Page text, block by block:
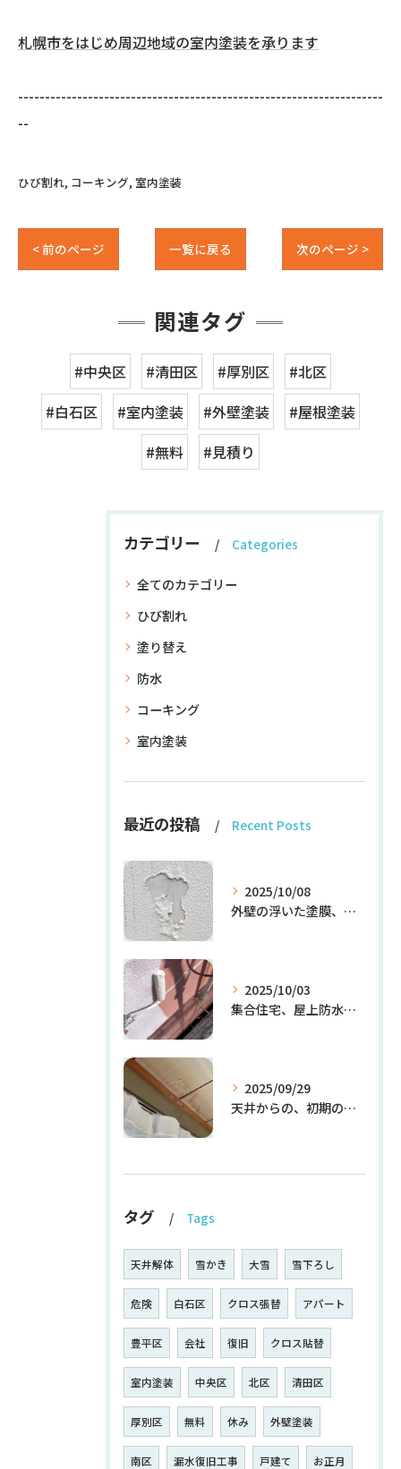
札幌市をはじめ周辺地域の室内塗装を承ります
--------------------------------------------------------------------
--
ひび割れ コーキング 室内塗装
< 前のページ 一覧に戻る 次のページ >
関連タグ
#中央区 #清田区 #厚別区
#北区
#白石区
#室内塗装 #外壁塗装
#屋根塗装
#無料
#見積り
カテゴリー Categories
全てのカテゴリー
ひび割れ
塗り替え
防水
コーキング
室内塗装
最近の投稿 Recent Posts
2025/10/08
外壁の浮いた塗膜、放置しても大丈夫？
2025/10/03
集合住宅、屋上防水塗装・外壁フィラー塗装 続き
2025/09/29
天井からの、初期の雨漏りを放置するとどうなる？
タグ Tags
天井解体 雪かき 大雪 雪下ろし
危険 白石区 クロス張替 アパート
豊平区 会社 復旧 クロス貼替
室内塗装 中央区 北区 清田区
厚別区 無料 休み 外壁塗装
南区 漏水復旧工事 戸建て お正月